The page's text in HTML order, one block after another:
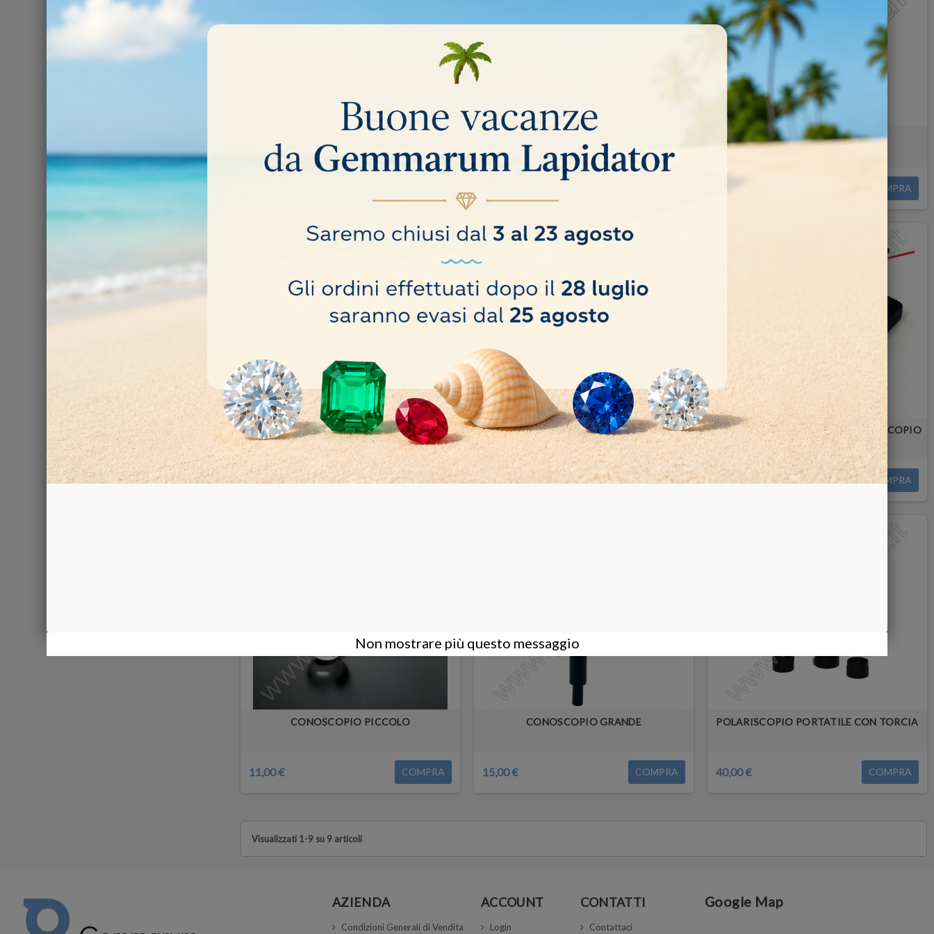
Copertina per Polariscopio GIA
24,00 € COMPRA
POLARISCOPIO PORTATILE CON LUCE LED
70,00 € COMPRA
POLARISCOPIO PORTATILE GEM-A
40,00 € COMPRA
BASE ILLUMINATA LED PER POLARISCOPIO
22,00 € COMPRA
CONOSCOPIO PICCOLO
11,00 € COMPRA
CONOSCOPIO GRANDE
15,00 € COMPRA
POLARISCOPIO PORTATILE CON TORCIA
40,00 € COMPRA
Visualizzati 1-9 su 9 articoli
AZIENDA
Condizioni Generali di Vendita
ACCOUNT
Login
CONTATTI
Contattaci
Google Map
Non mostrare più questo messaggio